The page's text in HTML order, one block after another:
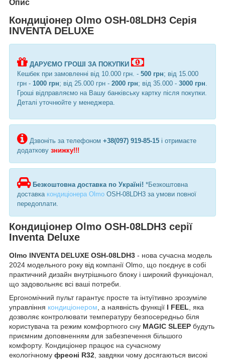
Опис
Кондиціонер Olmo OSH-08LDH3 Серія
INVENTA DELUXE
ДАРУЄМО ГРОШІ ЗА ПОКУПКИ
Кешбек при замовленні від 10.000 грн. - 500 грн; від 15.000
грн - 1000 грн; від 25.000 грн - 2000 грн; від 35.000 - 3000 грн.
Гроші відправляємо на Вашу банківську картку після покупки.
Деталі уточнюйте у менеджера.
Дзвоніть за телефоном +38(097) 919-85-15 і отримаєте
додаткову знижку!!!
Безкоштовна доставка по Україні! *Безкоштовна
доставка кондиціонера Olmo OSH-08LDH3 за умови повної
передоплати.
Кондиціонер Olmo OSH-08LDH3 серії
Inventa Deluxe
Olmo INVENTA DELUXE OSH-08LDH3 - нова сучасна модель
2024 модельного року від компанії Olmo, що поєднує в собі
практичний дизайн внутрішнього блоку і широкий функціонал,
що задовольняє всі ваші потреби.
Ергономічний пульт гарантує просте та інтуїтивно зрозуміле
управління кондиціонером , а наявність функції I FEEL , яка
дозволяє контролювати температуру безпосередньо біля
користувача та режим комфортного сну MAGIC SLEEP будуть
приємним доповненням для забезпечення більшого
комфорту. Кондиціонер працює на сучасному
екологічному фреоні R32 , завдяки чому досягаються високі